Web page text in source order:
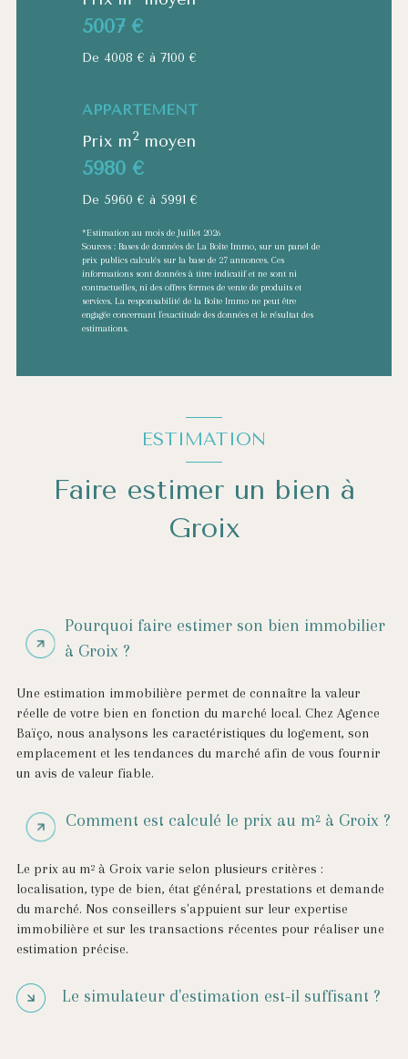
5007 €
De 4008 € à 7100 €
APPARTEMENT
Prix m2 moyen
5980 €
De 5960 € à 5991 €
*Estimation au mois de Juillet 2026
Sources : Bases de données de La Boîte Immo, sur un panel de
prix publics calculés sur la base de 27 annonces. Ces
informations sont données à titre indicatif et ne sont ni
contractuelles, ni des offres fermes de vente de produits et
services. La responsabilité de la Boîte Immo ne peut être
engagée concernant l'exactitude des données et le résultat des
estimations.
ESTIMATION
Faire estimer un bien à
Groix
Pourquoi faire estimer son bien immobilier
à Groix ?
Une estimation immobilière permet de connaître la valeur
réelle de votre bien en fonction du marché local. Chez Agence
Baïço, nous analysons les caractéristiques du logement, son
emplacement et les tendances du marché afin de vous fournir
un avis de valeur fiable.
Comment est calculé le prix au m² à Groix ?
Le prix au m² à Groix varie selon plusieurs critères :
localisation, type de bien, état général, prestations et demande
du marché. Nos conseillers s'appuient sur leur expertise
immobilière et sur les transactions récentes pour réaliser une
estimation précise.
Le simulateur d'estimation est-il suffisant ?